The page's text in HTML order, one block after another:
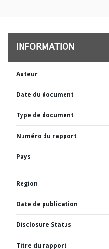
INFORMATION
Auteur
Date du document
Type de document
Numéro du rapport
Pays
Région
Date de publication
Disclosure Status
Titre du rapport